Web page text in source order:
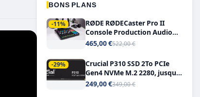
BONS PLANS
-11%
RØDE RØDECaster Pro II
Console Production Audio
Tout-en-Un, Bluetooth et
465,00 €522,00 €
-29%
Crucial P310 SSD 2To PCIe
Gen4 NVMe M.2 2280, jusqu’à
7.100 Mo/s
249,00 €349,00 €